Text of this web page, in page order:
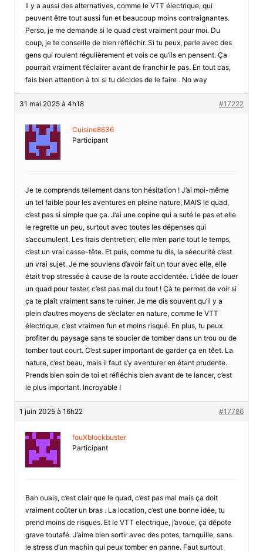
Il y a aussi des alternatives, comme le VTT électrique, qui
peuvent être tout aussi fun et beaucoup moins contraignantes.
Perso, je me demande si le quad c’est vraiment pour moi. Du
coup, je te conseille de bien réfléchir. Si tu peux, parle avec des
gens qui roulent régulièrement et vois ce qu’ils en pensent. Ça
pourrait vraiment t’éclairer avant de franchir le pas. En tout cas,
fais bien attention à toi si tu décides de le faire . No way
31 mai 2025 à 4h18 #17222
Cuisine8636
Participant
Je te comprends tellement dans ton hésitation ! J’ai moi-même
un tel faible pour les aventures en pleine nature, MAIS le quad,
c’est pas si simple que ça. J’ai une copine qui a suté le pas et elle
le regrette un peu, surtout avec toutes les dépenses qui
s’accumulent. Les frais d’entretien, elle m’en parle tout le temps,
c’est un vrai casse-tête. Et puis, comme tu dis, la séecurité c’est
un vrai sujet. Je me souviens d’avoir fait un tour avec elle, elle
était trop stressée à cause de la route accidentée. L’idée de louer
un quad pour tester, c’est pas mal du tout ! Çà te permet de voir si
ça te plaît vraiment sans te ruiner. Je me dis souvent qu’il y a
plein d’autres moyens de s’èclater en nature, comme le VTT
électrique, c’est vraimen fun et moins risqué. En plus, tu peux
profiter du paysage sans te soucier de tomber dans un trou ou de
tomber tout court. C’est super important de garder ça en têet. La
nature, c’est beau, mais il faut s’y aventurer en étant prudente.
Prends bien soin de toi et réfléchis bien avant de te lancer, c’est
le plus important. Incroyable !
1 juin 2025 à 16h22 #17786
fouXblockbuster
Participant
Bah ouais, c’est clair que le quad, c’est pas mal mais ça doit
vraiment coûter un bras . La location, c’est une bonne idée, tu
prend moins de risques. Et le VTT electrique, j’avoue, ça dépote
grave toutafé. J’aime bien sortir avec des potes, tarnquille, sans
le stress d’un machin qui peux tomber en panne. Faut surtout